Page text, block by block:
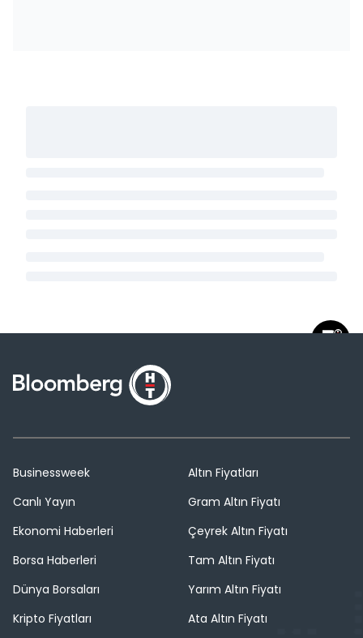
Businessweek
Canlı Yayın
Ekonomi Haberleri
Borsa Haberleri
Dünya Borsaları
Kripto Fiyatları
Altın Fiyatları
Gram Altın Fiyatı
Çeyrek Altın Fiyatı
Tam Altın Fiyatı
Yarım Altın Fiyatı
Ata Altın Fiyatı